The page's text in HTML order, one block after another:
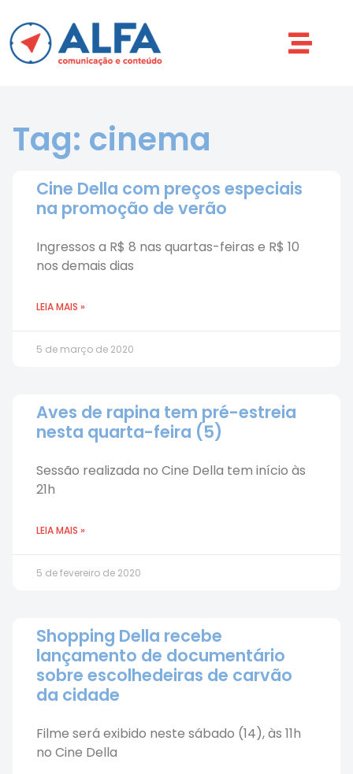
Tag: cinema
Cine Della com preços especiais
na promoção de verão
Ingressos a R$ 8 nas quartas-feiras e R$ 10
nos demais dias
LEIA MAIS »
5 de março de 2020
Aves de rapina tem pré-estreia
nesta quarta-feira (5)
Sessão realizada no Cine Della tem início às
21h
LEIA MAIS »
5 de fevereiro de 2020
Shopping Della recebe
lançamento de documentário
sobre escolhedeiras de carvão
da cidade
Filme será exibido neste sábado (14), às 11h
no Cine Della